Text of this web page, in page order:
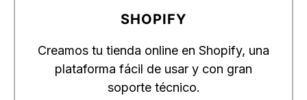
SHOPIFY
Creamos tu tienda online en Shopify, una
plataforma fácil de usar y con gran
soporte técnico.